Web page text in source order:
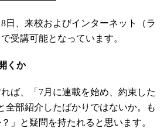
日、来校およびインターネット（ラ
受講可能となっています。
くか
ば、「7月に連載を始め、約束した
全部紹介したばかりではないか。も
」と疑問を持たれると思います。